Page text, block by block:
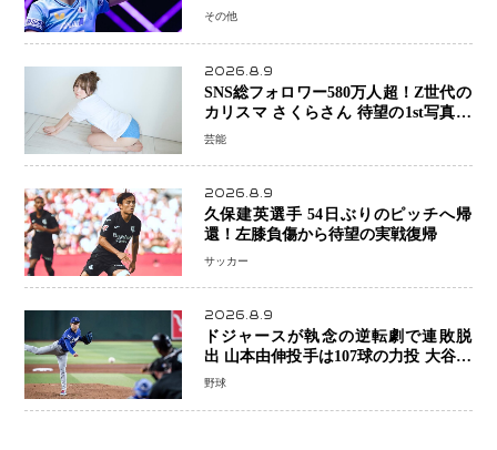
撃破「ここからまた行くぞ」兄・智和
その他
2026.8.9
SNS総フォロワー580万人超！Z世代の
カリスマ さくらさん 待望の1st写真集
が11月5日発売決定 沖縄で“今しか残
芸能
2026.8.9
久保建英選手 54日ぶりのピッチへ帰
還！左膝負傷から待望の実戦復帰
サッカー
2026.8.9
ドジャースが執念の逆転劇で連敗脱
出 山本由伸投手は107球の力投 大谷翔
平選手が延長10回に勝利を呼び込む一
野球